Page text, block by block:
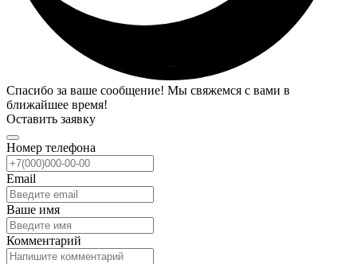
Спасибо за ваше сообщение! Мы свяжемся с вами в
ближайшее время!
Оставить заявку
Номер телефона
Email
Ваше имя
Комментарий